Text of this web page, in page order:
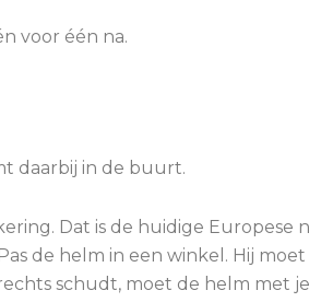
voor één na.
daarbij in de buurt.
Dat is de huidige Europese
de helm in een winkel. Hij moet
schudt, moet de helm met je